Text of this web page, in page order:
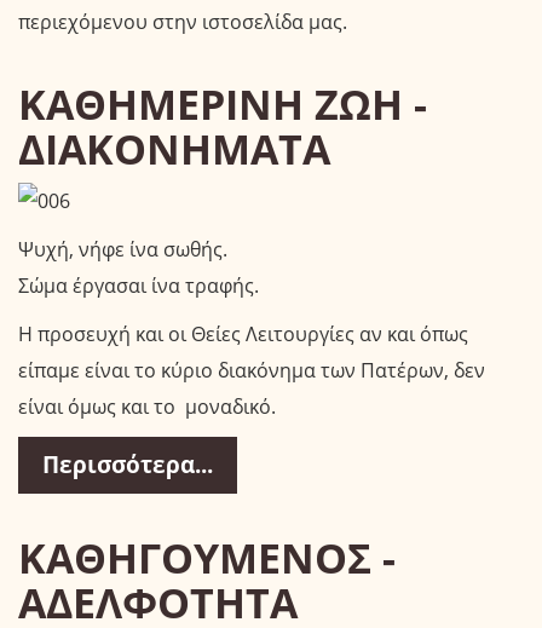
περιεχόμενου στην ιστοσελίδα μας.
ΚΑΘΗΜΕΡΙΝΗ ΖΩΗ -
ΔΙΑΚΟΝΗΜΑΤΑ
Ψυχή, νήφε ίνα σωθής.
Σώμα έργασαι ίνα τραφής.
Η προσευχή και οι Θείες Λειτουργίες αν και όπως
είπαμε είναι το κύριο διακόνημα των Πατέρων, δεν
είναι όμως και το μοναδικό.
Περισσότερα...
ΚΑΘΗΓΟΥΜΕΝΟΣ -
ΑΔΕΛΦΟΤΗΤΑ